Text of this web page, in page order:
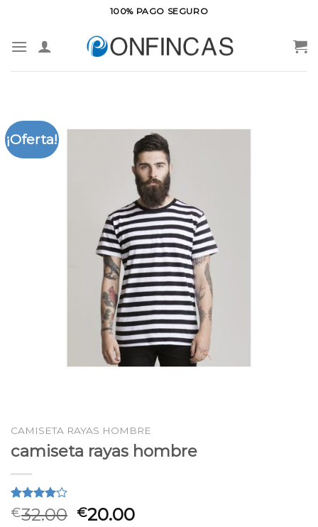
contenido
100% PAGO SEGURO
¡Oferta!
CAMISETA RAYAS HOMBRE
camiseta rayas hombre
Valorado
4.00
2
€32.00 €20.00